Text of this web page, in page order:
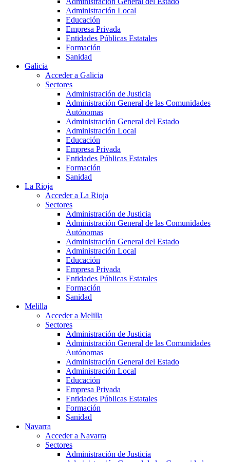
Administración Local
Educación
Empresa Privada
Entidades Públicas Estatales
Formación
Sanidad
Galicia
Acceder a Galicia
Sectores
Administración de Justicia
Administración General de las Comunidades
Autónomas
Administración General del Estado
Administración Local
Educación
Empresa Privada
Entidades Públicas Estatales
Formación
Sanidad
La Rioja
Acceder a La Rioja
Sectores
Administración de Justicia
Administración General de las Comunidades
Autónomas
Administración General del Estado
Administración Local
Educación
Empresa Privada
Entidades Públicas Estatales
Formación
Sanidad
Melilla
Acceder a Melilla
Sectores
Administración de Justicia
Administración General de las Comunidades
Autónomas
Administración General del Estado
Administración Local
Educación
Empresa Privada
Entidades Públicas Estatales
Formación
Sanidad
Navarra
Acceder a Navarra
Sectores
Administración de Justicia